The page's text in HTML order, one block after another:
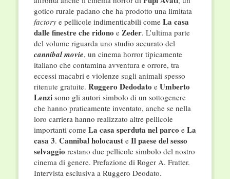
gotico rurale padano che ha prodotto una limitata
factorye pellicole indimenticabili come La casa
dalle finestre che ridono e Zeder. L’ultima parte
del volume riguarda uno studio accurato del
cannibalmovie, un cinema horror tipicamente
italiano che contamina avventura e orrore, tra
eccessi macabri e violenze sugli animali spesso
ritenute gratuite. Ruggero Dedodato e Umberto
Lenzisono gli autori simbolo di un sottogenere
che hanno praticamente inventato, anche se nella
loro carriera hanno realizzato altre pellicole
importanti come La casa sperduta nel parco e La
casa 3. Cannibal holocauste Ilpaese del sesso
selvaggio restano due pellicole simbolo del nostro
cinema di genere. Prefazione di Roger A. Fratter.
Intervista esclusiva a Ruggero Deodato.